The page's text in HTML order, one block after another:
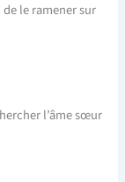
le ramener sur
l’âme sœur